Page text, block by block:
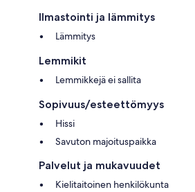
Ilmastointi ja lämmitys
Lämmitys
Lemmikit
Lemmikkejä ei sallita
Sopivuus/esteettömyys
Hissi
Savuton majoituspaikka
Palvelut ja mukavuudet
Kielitaitoinen henkilökunta